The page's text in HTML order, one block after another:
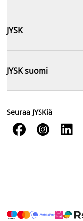
JYSK
JYSK suomi
Seuraa JYSKiä
  